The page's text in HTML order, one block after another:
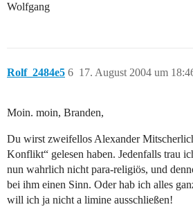
Wolfgang
Rolf_2484e5 17. August 2004 um
6
Moin. moin, Branden,
Du wirst zweifellos Alexander
Konflikt“ gelesen haben. Jedenfalls trau
nun wahrlich nicht para-religiös, und
bei ihm einen Sinn. Oder hab ich alles
will ich ja nicht a limine ausschließen!